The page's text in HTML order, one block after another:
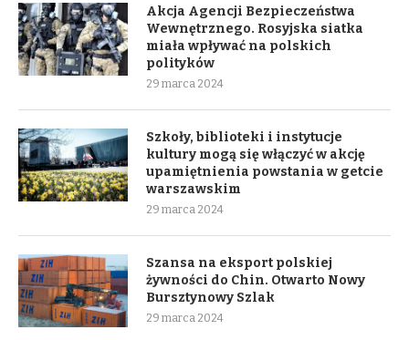
Akcja Agencji Bezpieczeństwa
Wewnętrznego. Rosyjska siatka
miała wpływać na polskich
polityków
29 marca 2024
Szkoły, biblioteki i instytucje
kultury mogą się włączyć w akcję
upamiętnienia powstania w getcie
warszawskim
29 marca 2024
Szansa na eksport polskiej
żywności do Chin. Otwarto Nowy
Bursztynowy Szlak
29 marca 2024